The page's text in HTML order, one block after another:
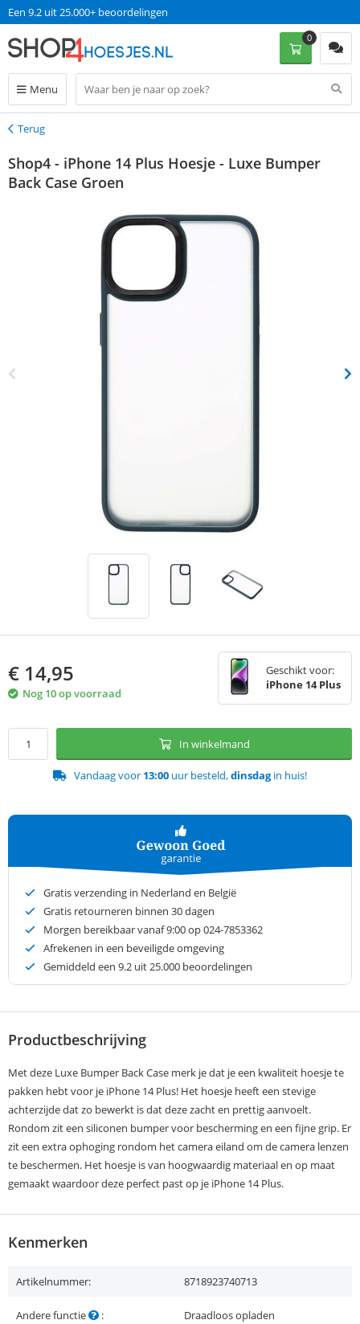
Een 9.2 uit 25.000+ beoordelingen
Menu
0
Terug
Terug
Shop4 - iPhone 14 Plus Hoesje - Luxe Bumper
Back Case Groen
€ 14,95
Nog 10 op voorraad
Geschikt voor:
iPhone 14 Plus
In winkelmand
Vandaag voor 13:00 uur besteld,dinsdagin huis!
Gratis verzending in Nederland en België
Gratis retourneren binnen 30 dagen
Morgen bereikbaar vanaf 9:00 op 024-7853362
Afrekenen in een beveiligde omgeving
Gemiddeld een 9.2 uit 25.000 beoordelingen
Productbeschrijving
Met deze Luxe Bumper Back Case merk je dat je een kwaliteit hoesje te
pakken hebt voor je iPhone 14 Plus! Het hoesje heeft een stevige
achterzijde dat zo bewerkt is dat deze zacht en prettig aanvoelt.
Rondom zit een siliconen bumper voor bescherming en een fijne grip. Er
zit een extra ophoging rondom het camera eiland om de camera lenzen
te beschermen. Het hoesje is van hoogwaardig materiaal en op maat
gemaakt waardoor deze perfect past op je iPhone 14 Plus.
Kenmerken
Artikelnummer: 8718923740713
Andere functie : Draadloos opladen